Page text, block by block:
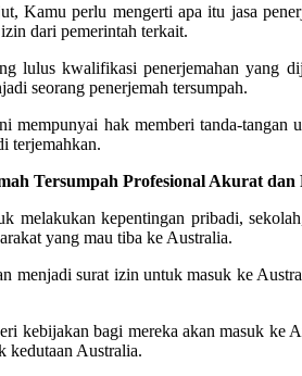
Kamu perlu mengerti apa itu jasa
dari pemerintah terkait.
lulus kwalifikasi penerjemahan
seorang penerjemah tersumpah.
mempunyai hak memberi tanda-
terjemahkan.
Tersumpah Profesional Akurat
melakukan kepentingan pribadi,
yang mau tiba ke Australia.
menjadi surat izin untuk masuk ke
kebijakan bagi mereka akan masuk ke
kedutaan Australia.